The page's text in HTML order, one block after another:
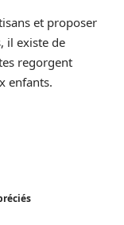
et proposer
il existe de
regorgent
enfants.